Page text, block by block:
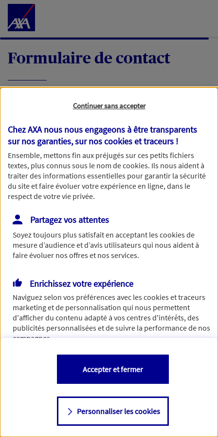
Accéder au Contenu
Formulaire de contact
demande, nous vous répondrons dans les
meilleurs délais par mail ou par téléphone.
Votre message :
Vous disposez de droits sur les informations vous concernant. Pour
plus d’informations,cliquez ici.
Continuer sans accepter
Chez AXA nous nous engageons à être transparents
sur nos garanties, sur noscookies et traceurs !
Ensemble, mettons fin aux préjugés sur ces petits fichiers
textes, plus connus sous le nom decookies. Ils nous aident à
traiter des informations essentielles pour garantir la sécurité
du site et faire évoluer votre expérience en ligne, dans le
respect de votre vie privée.
Partagez vos attentes
Soyez toujours plus satisfait en acceptant lescookiesde
mesure d’audience et d’avis utilisateurs qui nous aident à
faire évoluer nos offres et nos services.
Enrichissez votre expérience
Naviguez selon vos préférences avec lescookies et traceurs
marketing et de personnalisation qui nous permettent
d'afficher du contenu adapté à vos centres d'intérêts, des
publicités personnalisées et de suivre la performance de nos
campagnes.
Vous êtes libre de les accepter, de les refuser comme de
changer d'avis à tout moment en allant sur
Consulter notre politique decookies
Personnaliser les cookies
Accepter et fermer